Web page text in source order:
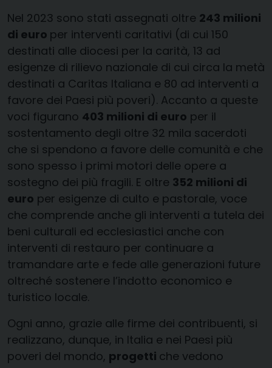
Nel 2023 sono stati assegnati oltre 243 milioni
di euro per interventi caritativi (di cui 150
destinati alle diocesi per la carità, 13 ad
esigenze di rilievo nazionale di cui circa la metà
destinati a Caritas Italiana e 80 ad interventi a
favore dei Paesi più poveri). Accanto a queste
voci figurano 403 milioni di euro per il
sostentamento degli oltre 32 mila sacerdoti
che si spendono a favore delle comunità e che
sono spesso i primi motori delle opere a
sostegno dei più fragili. E oltre 352 milioni di
euro per esigenze di culto e pastorale, voce
che comprende anche gli interventi a tutela dei
beni culturali ed ecclesiastici anche con
interventi di restauro per continuare a
tramandare arte e fede alle generazioni future
oltreché sostenere l’indotto economico e
turistico locale.
Ogni anno, grazie alle firme dei contribuenti, si
realizzano, dunque, in Italia e nei Paesi più
poveri del mondo, progetti che vedono